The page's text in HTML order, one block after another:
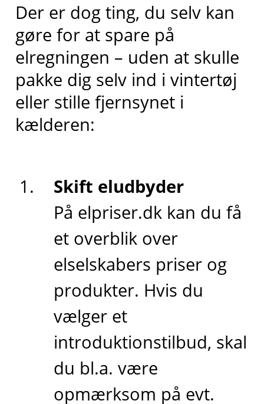
Der er dog ting, du selv kan
gøre for at spare på
elregningen – uden at skulle
pakke dig selv ind i vintertøj
eller stille fjernsynet i
kælderen:
Skift eludbyder
På elpriser.dk kan du få
et overblik over
elselskabers priser og
produkter. Hvis du
vælger et
introduktionstilbud, skal
du bl.a. være
opmærksom på evt.